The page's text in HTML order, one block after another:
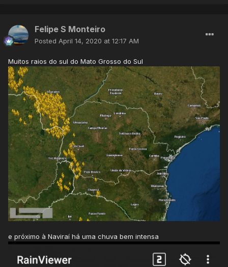
Noite de céu limpo e não descarto uma boa mínima para
amanhã cedo. Se as nuvens aparecerem durante a
madrugada, ainda assim teremos possivelmente o menor
valor mínimo dos últimos dias..
Felipe S Monteiro
Posted April 14, 2020 at 12:17 AM
Muitos raios do sul do Mato Grosso do Sul
e próximo à Naviraí há uma chuva bem intensa